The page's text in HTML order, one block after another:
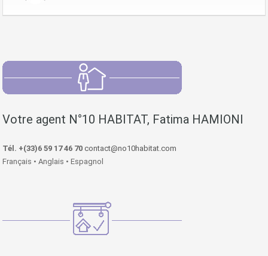
Votre agent N°10 HABITAT, Fatima HAMIONI
Tél. +(33)6 59 17 46 70 contact@no10habitat.com
Français • Anglais • Espagnol